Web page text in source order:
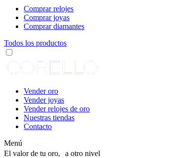
Comprar relojes
Comprar joyas
Comprar diamantes
Todos los productos
Vender oro
Vender joyas
Vender relojes de oro
Nuestras tiendas
Contacto
Menú
El valor de tu oro, a otro nivel